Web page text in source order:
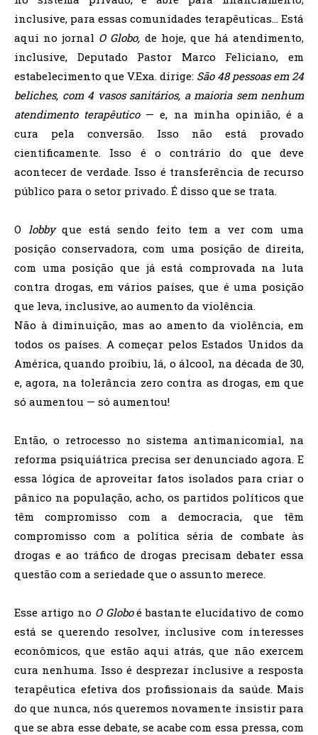
inclusive, para essas comunidades terapêuticas… Está
aqui no jornal O Globo, de hoje, que há atendimento,
inclusive, Deputado Pastor Marco Feliciano, em
estabelecimento que V.Exa. dirige: São 48 pessoas em 24
beliches, com 4 vasos sanitários, a maioria sem nenhum
atendimento terapêutico— e, na minha opinião, é a
cura pela conversão. Isso não está provado
cientificamente. Isso é o contrário do que deve
acontecer de verdade. Isso é transferência de recurso
público para o setor privado. É disso que se trata.
O lobbyque está sendo feito tem a ver com uma
posição conservadora, com uma posição de direita,
com uma posição que já está comprovada na luta
contra drogas, em vários países, que é uma posição
que leva, inclusive, ao aumento da violência.
Não à diminuição, mas ao amento da violência, em
todos os países. A começar pelos Estados Unidos da
América, quando proibiu, lá, o álcool, na década de 30,
e, agora, na tolerância zero contra as drogas, em que
só aumentou — só aumentou!
Então, o retrocesso no sistema antimanicomial, na
reforma psiquiátrica precisa ser denunciado agora. E
essa lógica de aproveitar fatos isolados para criar o
pânico na população, acho, os partidos políticos que
têm compromisso com a democracia, que têm
compromisso com a política séria de combate às
drogas e ao tráfico de drogas precisam debater essa
questão com a seriedade que o assunto merece.
Esse artigo no O Globoé bastante elucidativo de como
está se querendo resolver, inclusive com interesses
econômicos, que estão aqui atrás, que não exercem
cura nenhuma. Isso é desprezar inclusive a resposta
terapêutica efetiva dos profissionais da saúde. Mais
do que nunca, nós queremos novamente insistir para
que se abra esse debate, se acabe com essa pressa, com